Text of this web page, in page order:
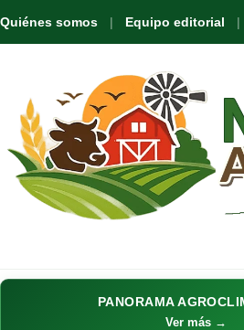
Quiénes somos Equipo editorial
PANORAMA
Ver más →